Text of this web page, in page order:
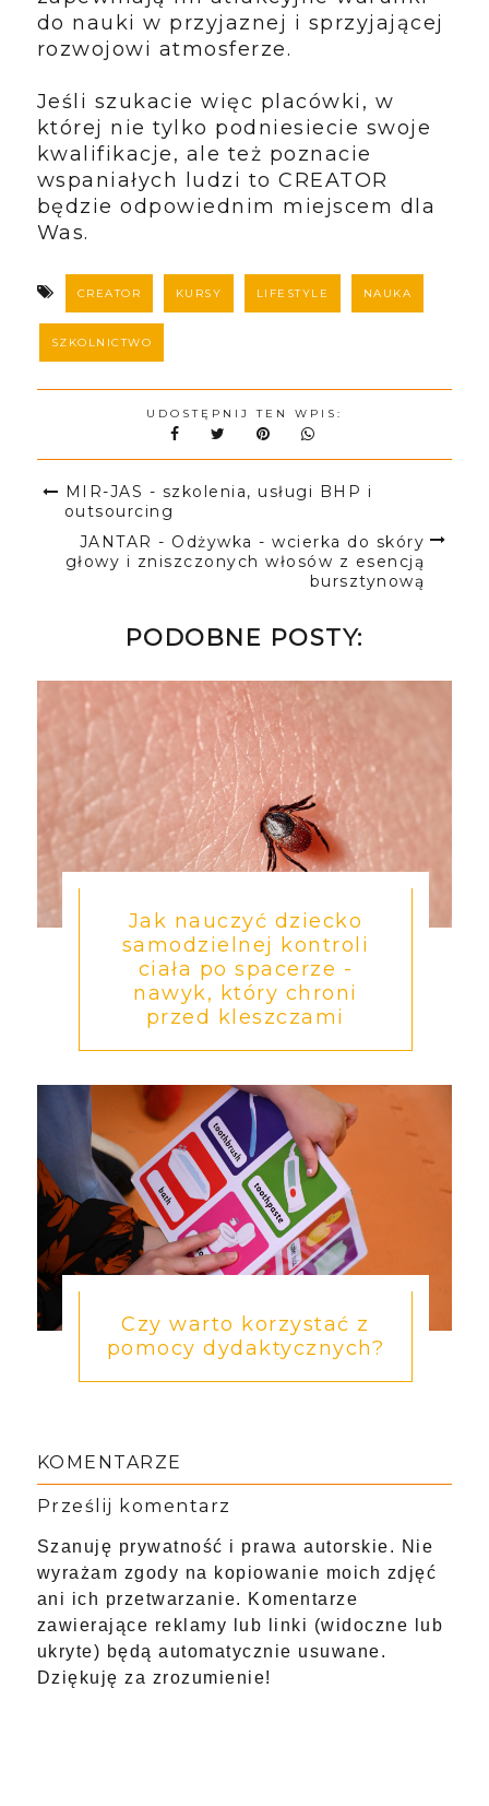
do nauki w przyjaznej i sprzyjającej
rozwojowi atmosferze.
Jeśli szukacie więc placówki, w
której nie tylko podniesiecie swoje
kwalifikacje, ale też poznacie
wspaniałych ludzi to CREATOR
będzie odpowiednim miejscem dla
Was.
CREATOR KURSY LIFESTYLE NAUKA
SZKOLNICTWO
UDOSTĘPNIJ TEN WPIS:
MIR-JAS - szkolenia, usługi BHP i
outsourcing
JANTAR - Odżywka - wcierka do skóry
głowy i zniszczonych włosów z esencją
bursztynową
PODOBNE POSTY:
Jak nauczyć dziecko
samodzielnej kontroli
ciała po spacerze -
nawyk, który chroni
przed kleszczami
Czy warto korzystać z
pomocy dydaktycznych?
KOMENTARZE
Prześlij komentarz
Szanuję prywatność i prawa autorskie. Nie
wyrażam zgody na kopiowanie moich zdjęć
ani ich przetwarzanie. Komentarze
zawierające reklamy lub linki (widoczne lub
ukryte) będą automatycznie usuwane.
Dziękuję za zrozumienie!